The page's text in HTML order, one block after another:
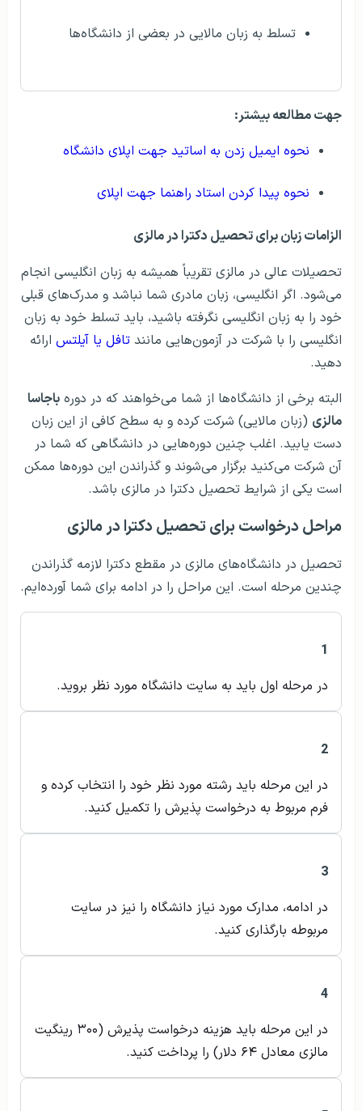
تسلط به زبان مالایی در بعضی از دانشگاه‌ها
جهت مطالعه بیشتر:
نحوه ایمیل زدن به اساتید جهت اپلای دانشگاه
نحوه پیدا کردن استاد راهنما جهت اپلای
الزامات زبان برای تحصیل دکترا در مالزی
تحصیلات عالی در مالزی تقریباً همیشه به زبان انگلیسی انجام
می‌شود. اگر انگلیسی‌، زبان مادری شما نباشد و مدرک‌های قبلی
خود را به زبان انگلیسی نگرفته باشید، باید تسلط خود به زبان
انگلیسی را با شرکت در آزمون‌هایی مانند تافل یا آیلتس ارائه
دهید.
البته برخی از دانشگاه‌ها از شما می‌خواهند که در دوره باجاسا
مالزی (زبان مالایی) شرکت کرده و به سطح کافی از این زبان
دست یابید. اغلب چنین دوره‌هایی در دانشگاهی که شما در
آن شرکت می‌کنید برگزار می‌شوند و گذراندن این دوره‌ها ممکن
است یکی از شرایط تحصیل دکترا در مالزی باشد.
مراحل درخواست برای تحصیل دکترا در مالزی
تحصیل در دانشگاه‌های مالزی در مقطع دکترا لازمه گذراندن
چندین مرحله است. این مراحل را در ادامه برای شما آورده‌ایم.
1
در مرحله اول باید به سایت دانشگاه مورد نظر بروید.
2
در این مرحله باید رشته مورد نظر خود را انتخاب کرده و
فرم مربوط به درخواست پذیرش را تکمیل کنید.
3
در ادامه، مدارک مورد نیاز دانشگاه را نیز در سایت
مربوطه بارگذاری کنید.
4
در این مرحله باید هزینه درخواست پذیرش (۳۰۰ رینگیت
مالزی معادل ۶۴ دلار) را پرداخت کنید.